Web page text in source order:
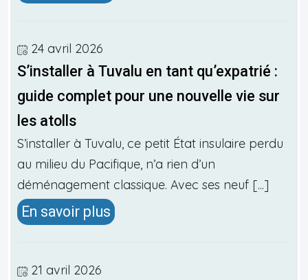
24 avril 2026
S’installer à Tuvalu en tant qu’expatrié :
guide complet pour une nouvelle vie sur
les atolls
S’installer à Tuvalu, ce petit État insulaire perdu
au milieu du Pacifique, n’a rien d’un
déménagement classique. Avec ses neuf [...]
En savoir plus
21 avril 2026